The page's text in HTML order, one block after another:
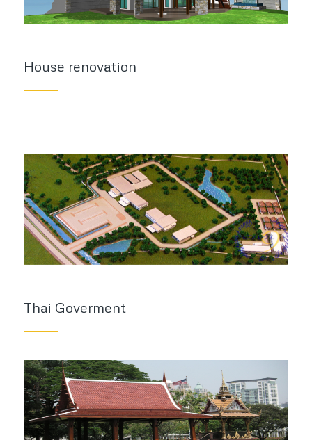
House renovation
Thai Goverment